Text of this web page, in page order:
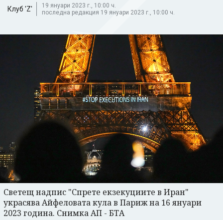
Клуб 'Z'
19 януари 2023 г., 10:00 ч.
последна редакция 19 януари 2023 г., 10:00 ч.
Светещ надпис "Спрете екзекуциите в Иран"
украсява Айфеловата кула в Париж на 16 януари
2023 година. Снимка АП - БТА